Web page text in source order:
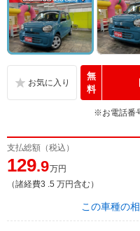
無
料
※お電話番
支払総額（税込）
129.9万円
（諸経費3 .5 万円含む）
この車種の